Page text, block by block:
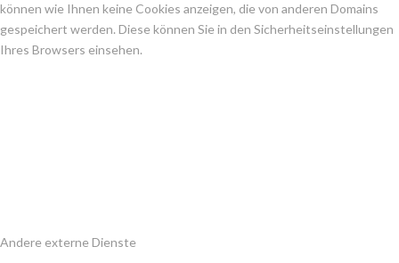
können wie Ihnen keine Cookies anzeigen, die von anderen Domains
gespeichert werden. Diese können Sie in den Sicherheitseinstellungen
Ihres Browsers einsehen.
Andere externe Dienste